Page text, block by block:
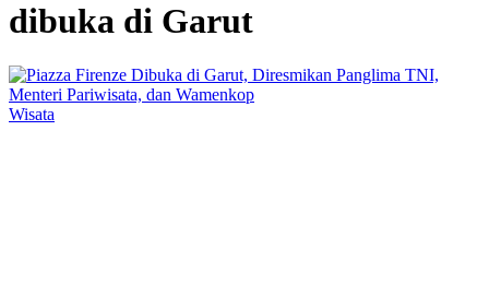
dibuka di Garut
Wisata